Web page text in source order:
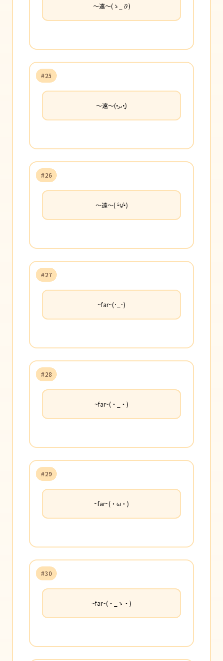
〜遠〜(ゝ_∂)
#25
〜遠〜(•͈ᴗ•͈)
#26
〜遠〜( •́౪•̀)
#27
~far~(･_･)
#28
~far~(・_・)
#29
~far~(・ω・)
#30
~far~(・_ゝ・)